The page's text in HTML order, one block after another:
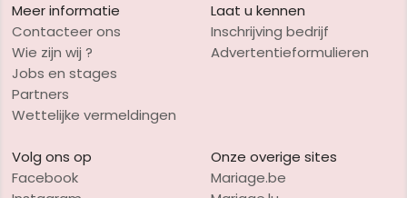
Meer informatie
Contacteer ons
Wie zijn wij ?
Jobs en stages
Partners
Wettelijke vermeldingen
Laat u kennen
Inschrijving bedrijf
Advertentieformulieren
Volg ons op
Facebook
Onze overige sites
Mariage.be